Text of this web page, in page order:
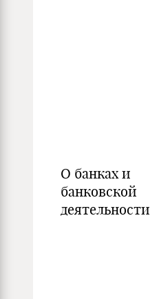
О банках и
банковской
деятельности